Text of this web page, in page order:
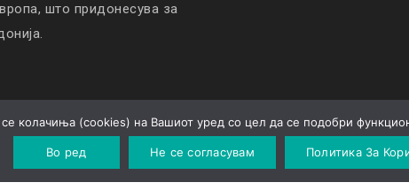
што придонесува за
|Политика за приватност
колачиња (cookies) на Вашиот уред со цел да се подобри
Во ред Не се согласувам Политика За